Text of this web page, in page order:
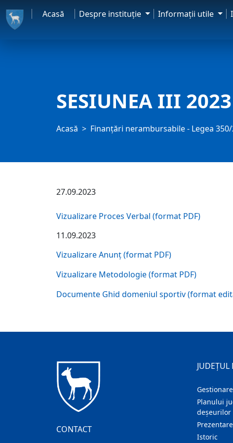
Acasă Despre instituţie Informaţii utile
SESIUNEA III 2023
Acasă Finanțări nerambursabile - Legea
27.09.2023
Vizualizare Proces Verbal (format PDF)
11.09.2023
Vizualizare Anunț (format PDF)
Vizualizare Metodologie (format PDF)
Documente Ghid domeniul sportiv (format
CONTACT
Planului
deșeurilor
Istoric